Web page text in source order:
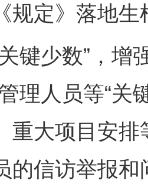
规定》落地
少数”，增
理人员等“关
重大项目安
的信访举报